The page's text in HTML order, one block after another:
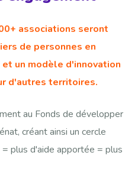
associations seront
de personnes en
un modèle d'innovation
d'autres territoires.
au Fonds de développer
créant ainsi un cercle
plus d'aide apportée = plus